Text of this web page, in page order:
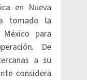
en Nueva
tomado la
para
De
a su
considera